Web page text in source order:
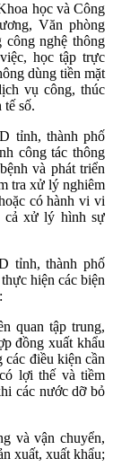
học và Công
Văn phòng
nghệ thông
học tập trực
dùng tiền mặt
vụ công, thúc
số.
tỉnh, thành phố
công tác thông
và phát triển
tra xử lý nghiêm
có hành vi vi
cả xử lý hình sự
tỉnh, thành phố
hiện các biện
quan tập trung,
đồng xuất khẩu
điều kiện cần
lợi thế và tiềm
các nước dỡ bỏ
và vận chuyển,
xuất, xuất khẩu;